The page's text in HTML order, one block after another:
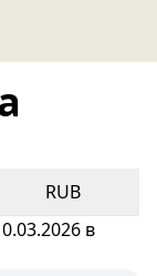
RUB
в